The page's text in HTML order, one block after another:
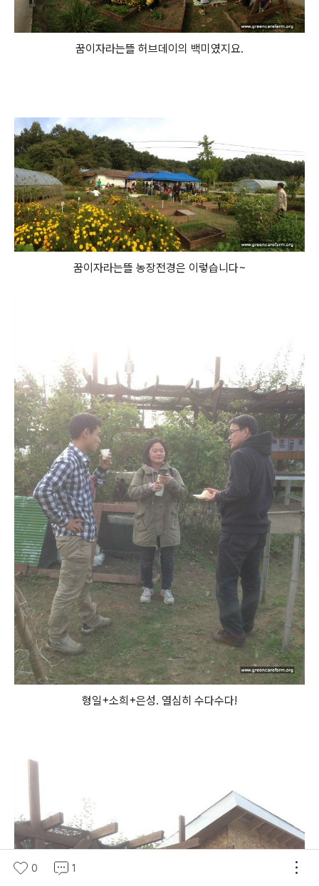
꿈이자라는뜰 허브데이의 백미였지요.
꿈이자라는뜰 농장전경은 이렇습니다~
형일+소희+은성. 열심히 수다수다!
0 1